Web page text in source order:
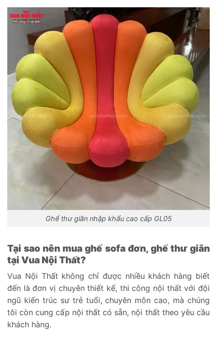
Ghế thư giãn nhập khẩu cao cấp GL05
Tại sao nên mua ghế sofa đơn, ghế thư giãn
tại Vua Nội Thất?
Vua Nội Thất không chỉ được nhiều khách hàng biết
đến là đơn vị chuyên thiết kế, thi công nội thất với đội
ngũ kiến trúc sư trẻ tuổi, chuyên môn cao, mà chúng
tôi còn cung cấp nội thất có sẵn, nội thất theo yêu cầu
khách hàng.